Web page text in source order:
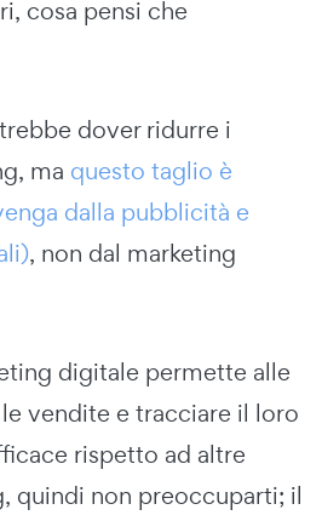
cosa pensi che
dover ridurre i
ma questo taglio è
dalla pubblicità e
, non dal marketing
digitale permette alle
vendite e tracciare il loro
rispetto ad altre
quindi non preoccuparti; il